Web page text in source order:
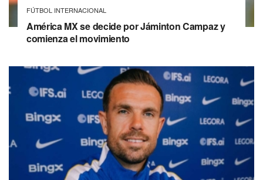
FÚTBOL INTERNACIONAL
América MX se decide por Jáminton Campaz y
comienza el movimiento